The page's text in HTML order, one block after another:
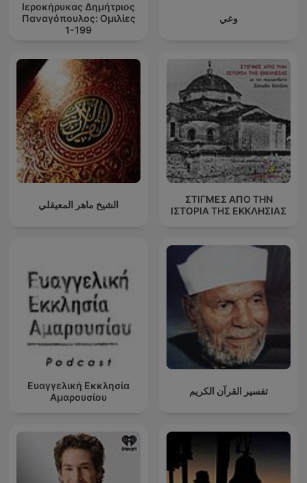
Ιεροκήρυκας Δημήτριος
Παναγόπουλος: Ομιλίες
1-199
وعي
الشيخ ماهر المعيقلي
ΣΤΙΓΜΕΣ ΑΠΟ ΤΗΝ
ΙΣΤΟΡΙΑ ΤΗΣ ΕΚΚΛΗΣΙΑΣ
Ευαγγελική Εκκλησία
Αμαρουσίου
تفسير القرآن الكريم